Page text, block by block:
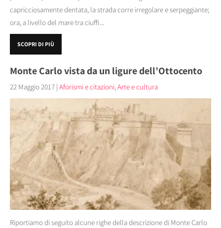
capricciosamente dentata, la strada corre irregolare e serpeggiante;
ora, a livello del mare tra ciuffi...
SCOPRI DI PIÙ
Monte Carlo vista da un ligure dell’Ottocento
22 Maggio 2017 | Aforismi e citazioni,Arte e cultura
Riportiamo di seguito alcune righe della descrizione di Monte Carlo